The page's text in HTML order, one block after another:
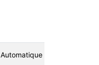
Automatique